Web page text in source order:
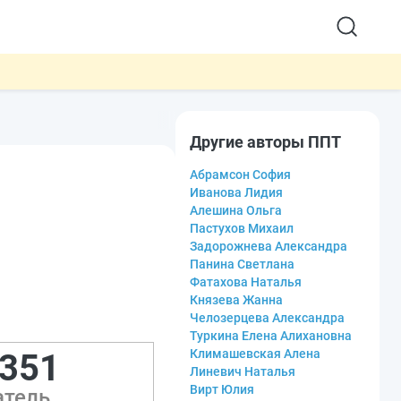
Другие авторы ППТ
Абрамсон София
Иванова Лидия
Алешина Ольга
Пастухов Михаил
Задорожнева Александра
Панина Светлана
Фатахова Наталья
Князева Жанна
Челозерцева Александра
Туркина Елена Алихановна
Климашевская Алена
Линевич Наталья
Вирт Юлия